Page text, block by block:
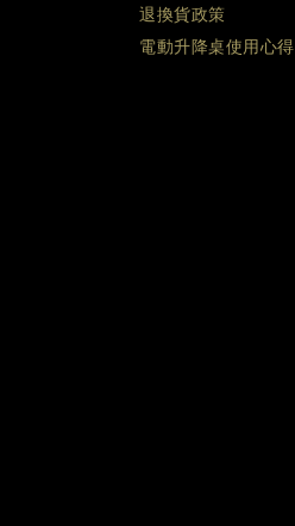
退換貨政策
電動升降桌使用心得